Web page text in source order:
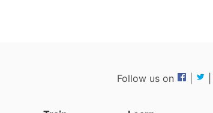
Follow us on